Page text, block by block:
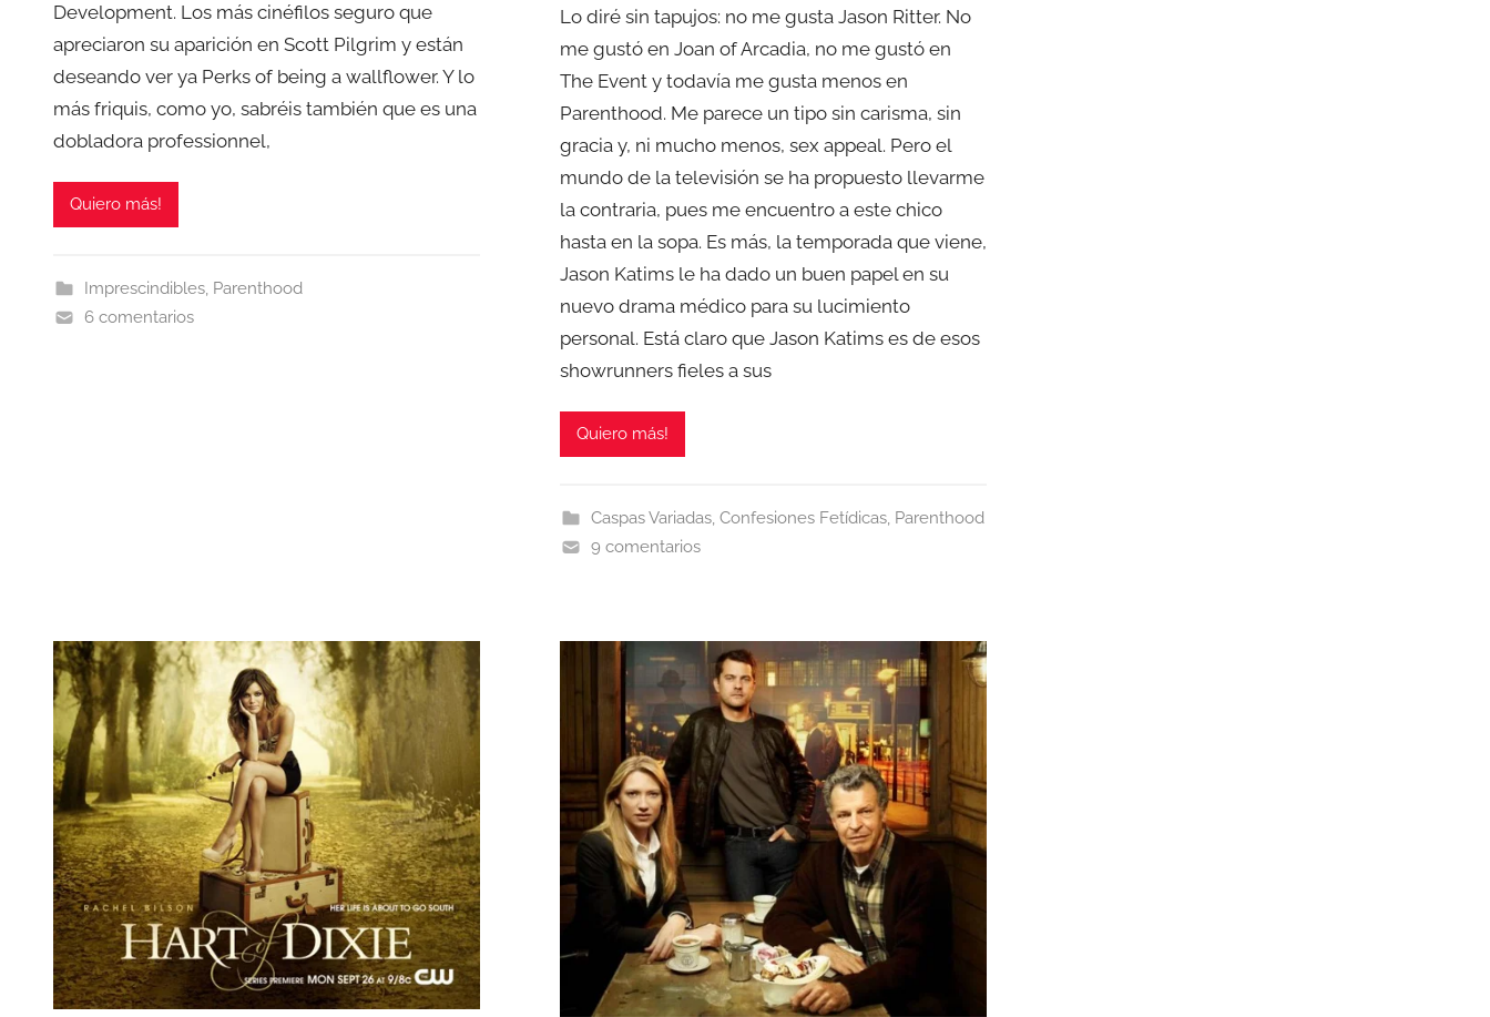
Development. Los más cinéfilos seguro que
apreciaron su aparición en Scott Pilgrim y están
deseando ver ya Perks of being a wallflower. Y lo
más friquis, como yo, sabréis también que es una
dobladora professionnel,
Quiero más!
Imprescindibles, Parenthood
6 comentarios
Lo diré sin tapujos: no me gusta Jason Ritter. No
me gustó en Joan of Arcadia, no me gustó en
The Event y todavía me gusta menos en
Parenthood. Me parece un tipo sin carisma, sin
gracia y, ni mucho menos, sex appeal. Pero el
mundo de la televisión se ha propuesto llevarme
la contraria, pues me encuentro a este chico
hasta en la sopa. Es más, la temporada que viene,
Jason Katims le ha dado un buen papel en su
nuevo drama médico para su lucimiento
personal. Está claro que Jason Katims es de esos
showrunners fieles a sus
Quiero más!
Caspas Variadas, Confesiones Fetídicas, Parenthood
9 comentarios